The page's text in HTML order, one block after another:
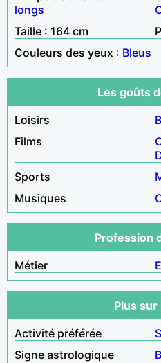
longs
Taille : 164 cm
Couleurs des yeux : Bleus
Les goûts
Loisirs
Films
Sports
Musiques
Profession
Métier
Plus sur
Activité préférée
Signe astrologique